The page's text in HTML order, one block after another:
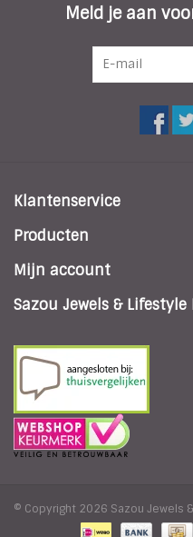
Afwerking:E-Coat
Meld je aan
Klantenservice
Producten
Mijn account
Sazou Jewels &
© Copyright 2026 Sazou Jewels